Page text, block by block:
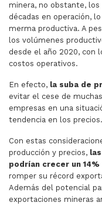
minera, no obstante,
décadas en operación,
merma productiva. A
los volúmenes
desde el año 2020, con
costos operativos.
En efecto, la suba de
evitar el cese de
empresas en una
tendencia en los precios.
Con estas
producción y precios,
podrían crecer un 14%
romper su récord
Además del potencial
exportaciones mineras